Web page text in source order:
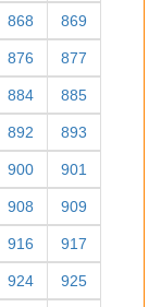
868 869
876 877
884 885
892 893
900 901
908 909
916 917
924 925